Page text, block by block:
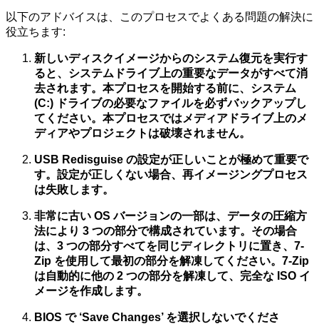
以下のアドバイスは、このプロセスでよくある問題の解決に
役立ちます:
新しいディスクイメージからのシステム復元を実行す
ると、システムドライブ上の重要なデータがすべて消
去されます。本プロセスを開始する前に、システム
(C:) ドライブの必要なファイルを必ずバックアップし
てください。本プロセスではメディアドライブ上のメ
ディアやプロジェクトは破壊されません。
USB Redisguise の設定が正しいことが極めて重要で
す。設定が正しくない場合、再イメージングプロセス
は失敗します。
非常に古い OS バージョンの一部は、データの圧縮方
法により 3 つの部分で構成されています。その場合
は、3 つの部分すべてを同じディレクトリに置き、7-
Zip を使用して最初の部分を解凍してください。7-Zip
は自動的に他の 2 つの部分を解凍して、完全な ISO イ
メージを作成します。
BIOS で ‘Save Changes’ を選択しないでくださ